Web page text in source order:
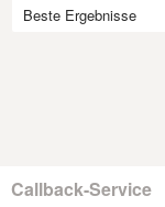
Callback-Service